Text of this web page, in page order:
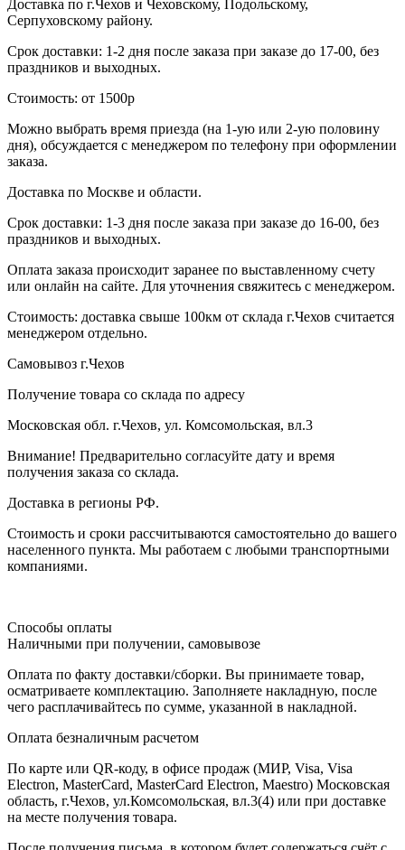
Доставка по г.Чехов и Чеховскому, Подольскому,
Серпуховскому району.
Срок доставки: 1-2 дня после заказа при заказе до 17-00, без
праздников и выходных.
Стоимость: от 1500р
Можно выбрать время приезда (на 1-ую или 2-ую половину
дня), обсуждается с менеджером по телефону при оформлении
заказа.
Доставка по Москве и области.
Срок доставки: 1-3 дня после заказа при заказе до 16-00, без
праздников и выходных.
Оплата заказа происходит заранее по выставленному счету
или онлайн на сайте. Для уточнения свяжитесь с менеджером.
Стоимость: доставка свыше 100км от склада г.Чехов считается
менеджером отдельно.
Самовывоз г.Чехов
Получение товара со склада по адресу
Московская обл. г.Чехов, ул. Комсомольская, вл.3
Внимание! Предварительно согласуйте дату и время
получения заказа со склада.
Доставка в регионы РФ.
Стоимость и сроки рассчитываются самостоятельно до вашего
населенного пункта. Мы работаем с любыми транспортными
компаниями.
Способы оплаты
Наличными при получении, самовывозе
Оплата по факту доставки/сборки. Вы принимаете товар,
осматриваете комплектацию. Заполняете накладную, после
чего расплачивайтесь по сумме, указанной в накладной.
Оплата безналичным расчетом
По карте или QR-коду, в офисе продаж (МИР, Visa, Visa
Electron, MasterCard, MasterCard Electron, Maestro) Московская
область, г.Чехов, ул.Комсомольская, вл.3(4) или при доставке
на месте получения товара.